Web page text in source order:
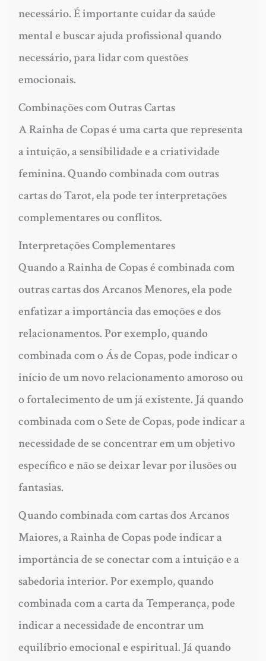
necessário. É importante cuidar da saúde
mental e buscar ajuda profissional quando
necessário, para lidar com questões
emocionais.
Combinações com Outras Cartas
A Rainha de Copas é uma carta que representa
a intuição, a sensibilidade e a criatividade
feminina. Quando combinada com outras
cartas do Tarot, ela pode ter interpretações
complementares ou conflitos.
Interpretações Complementares
Quando a Rainha de Copas é combinada com
outras cartas dos Arcanos Menores, ela pode
enfatizar a importância das emoções e dos
relacionamentos. Por exemplo, quando
combinada com o Ás de Copas, pode indicar o
início de um novo relacionamento amoroso ou
o fortalecimento de um já existente. Já quando
combinada com o Sete de Copas, pode indicar a
necessidade de se concentrar em um objetivo
específico e não se deixar levar por ilusões ou
fantasias.
Quando combinada com cartas dos Arcanos
Maiores, a Rainha de Copas pode indicar a
importância de se conectar com a intuição e a
sabedoria interior. Por exemplo, quando
combinada com a carta da Temperança, pode
indicar a necessidade de encontrar um
equilíbrio emocional e espiritual. Já quando